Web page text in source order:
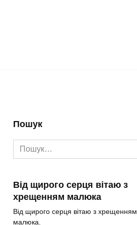
Пошук
Search
for:
Від щирого серця вітаю з
хрещенням малюка
Від щирого серця вітаю з хрещенням
малюка.